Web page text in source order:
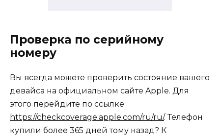
Проверка по серийному
номеру
Вы всегда можете проверить состояние вашего
девайса на официальном сайте Apple. Для
этого перейдите по ссылке
https://checkcoverage.apple.com/ru/ru/. Телефон
купили более 365 дней тому назад? К